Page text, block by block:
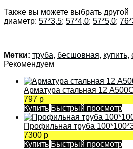
Также вы можете выбрать другой
диаметр: 57*3,5; 57*4,0; 57*5,0;
Метки: труба, бесшовная, купить,
Рекомендуем
Арматура стальная 12
797 р
Купить Быстрый просмотр
Профильная труба
7300 р
Купить Быстрый просмотр